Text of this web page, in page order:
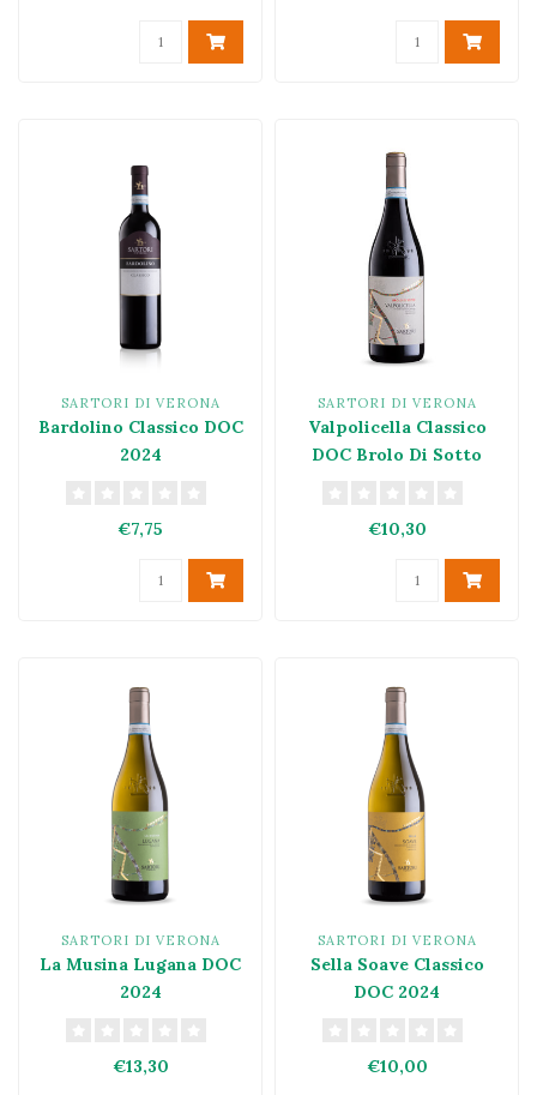
SARTORI DI VERONA
Bardolino Classico DOC
2024
€7,75
SARTORI DI VERONA
Valpolicella Classico
DOC Brolo Di Sotto
€10,30
SARTORI DI VERONA
La Musina Lugana DOC
2024
€13,30
SARTORI DI VERONA
Sella Soave Classico
DOC 2024
€10,00